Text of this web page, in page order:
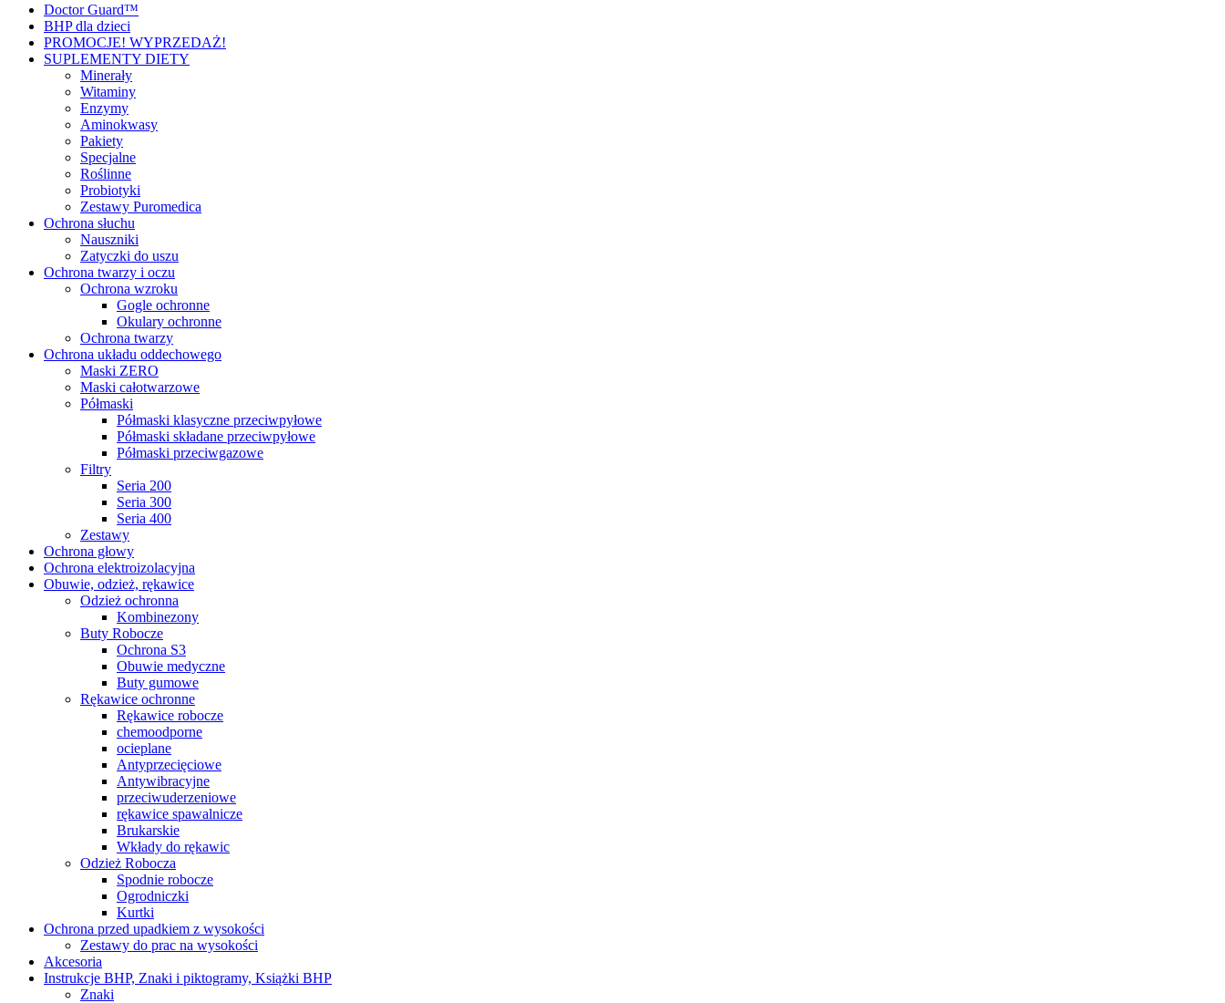
Doctor Guard™
BHP dla dzieci
PROMOCJE! WYPRZEDAŻ!
SUPLEMENTY DIETY
Minerały
Witaminy
Enzymy
Aminokwasy
Pakiety
Specjalne
Roślinne
Probiotyki
Zestawy Puromedica
Ochrona słuchu
Nauszniki
Zatyczki do uszu
Ochrona twarzy i oczu
Ochrona wzroku
Gogle ochronne
Okulary ochronne
Ochrona twarzy
Ochrona układu oddechowego
Maski ZERO
Maski całotwarzowe
Półmaski
Półmaski klasyczne przeciwpyłowe
Półmaski składane przeciwpyłowe
Półmaski przeciwgazowe
Filtry
Seria 200
Seria 300
Seria 400
Zestawy
Ochrona głowy
Ochrona elektroizolacyjna
Obuwie, odzież, rękawice
Odzież ochronna
Kombinezony
Buty Robocze
Ochrona S3
Obuwie medyczne
Buty gumowe
Rękawice ochronne
Rękawice robocze
chemoodporne
ocieplane
Antyprzecięciowe
Antywibracyjne
przeciwuderzeniowe
rękawice spawalnicze
Brukarskie
Wkłady do rękawic
Odzież Robocza
Spodnie robocze
Ogrodniczki
Kurtki
Ochrona przed upadkiem z wysokości
Zestawy do prac na wysokości
Akcesoria
Instrukcje BHP, Znaki i piktogramy, Książki BHP
Znaki